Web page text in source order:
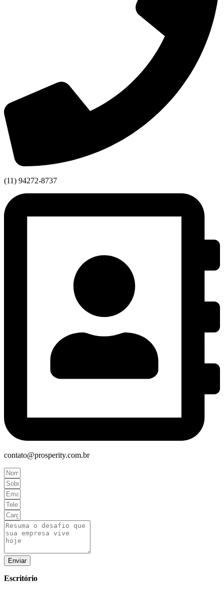
(11) 94272-8737
contato@prosperity.com.br
Enviar
Escritório